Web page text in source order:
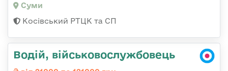
Суми
Косівський РТЦК та СП
Водій, військовослужбовець